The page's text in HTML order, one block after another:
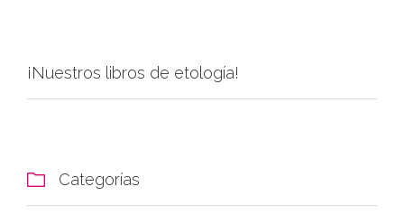
¡Nuestros libros de etología!
 Categorías